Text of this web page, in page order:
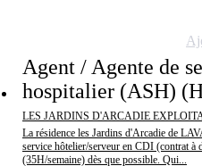
Agent / Agente de
hospitalier (ASH)
LES JARDINS D'ARCADIE
La résidence les Jardins d'Arcadie de
service hôtelier/serveur en CDI (contrat à
(35H/semaine) dès que possible. Qui...